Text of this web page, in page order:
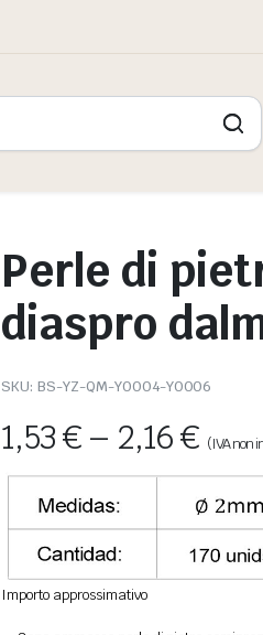
Perle di
diaspro
SKU: BS-YZ-QM-Y0004-Y0006
1,53€ – 2,16€ (IVA non
Importo approssimativo